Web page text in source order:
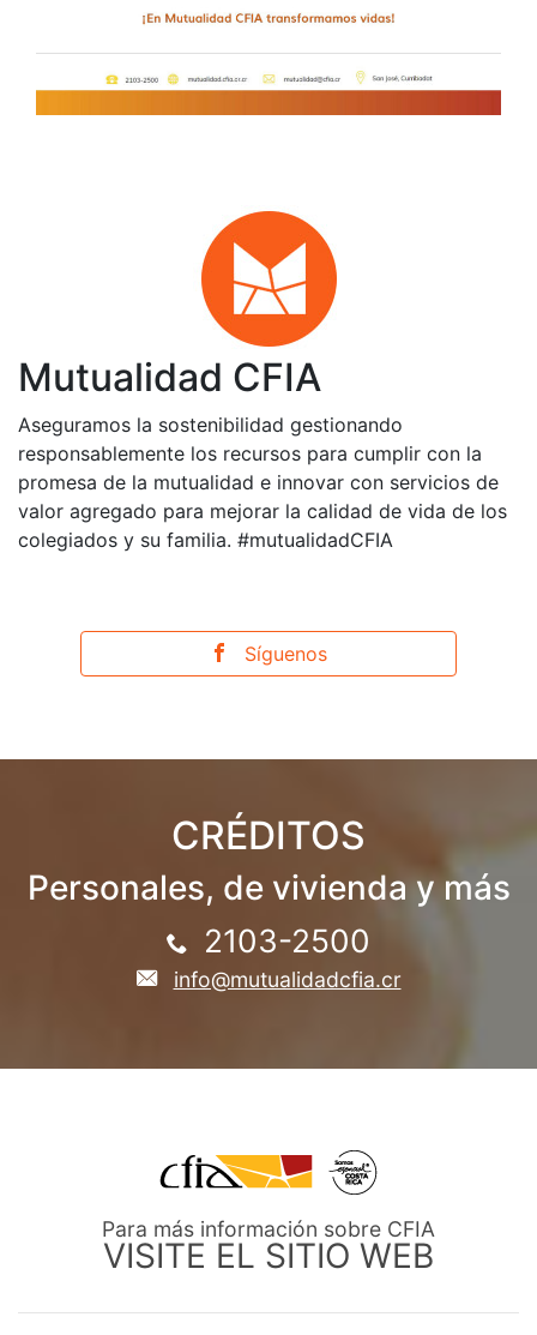
Mutualidad CFIA
Aseguramos la sostenibilidad gestionando
responsablemente los recursos para cumplir con la
promesa de la mutualidad e innovar con servicios de
valor agregado para mejorar la calidad de vida de los
colegiados y su familia. #mutualidadCFIA
Síguenos
CRÉDITOS
Personales, de vivienda y más
2103-2500
info@mutualidadcfia.cr
Para más información sobre CFIA
VISITE EL SITIO WEB